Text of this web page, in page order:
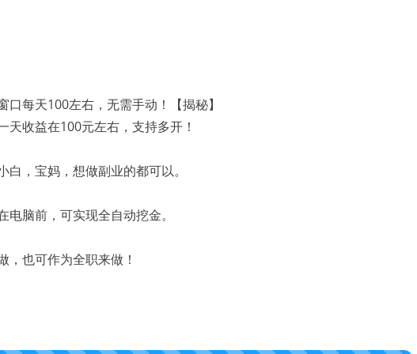
收益在100元左右，支持多开！
，宝妈，想做副业的都可以。
脑前，可实现全自动挖金。
，也可作为全职来做！